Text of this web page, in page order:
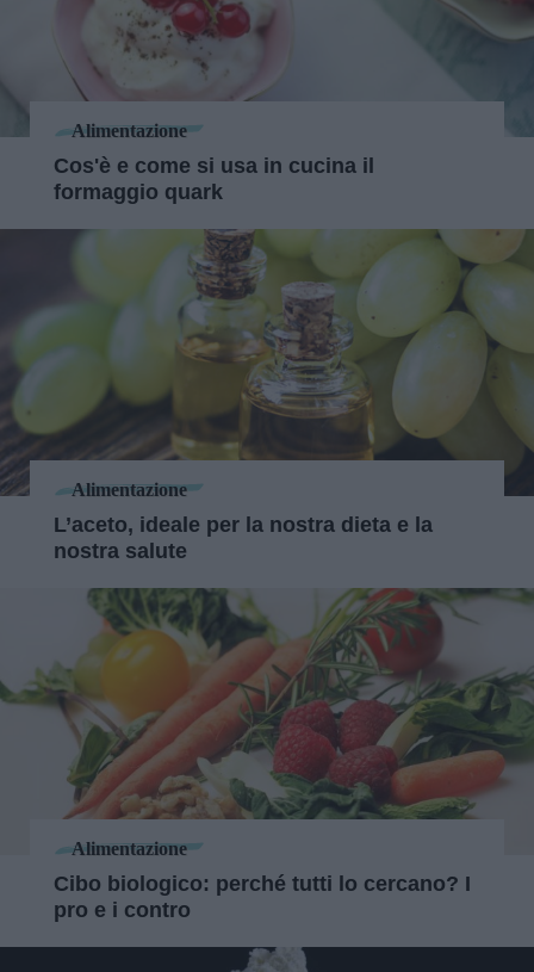
Alimentazione
Cos'è e come si usa in cucina il
formaggio quark
Alimentazione
L’aceto, ideale per la nostra dieta e la
nostra salute
Alimentazione
Cibo biologico: perché tutti lo cercano? I
pro e i contro